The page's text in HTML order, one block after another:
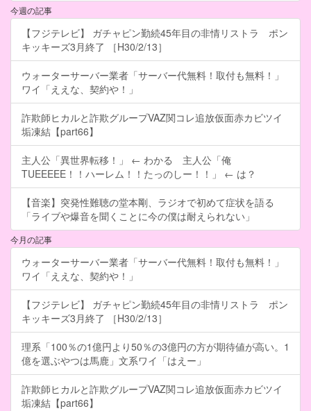
今週の記事
【フジテレビ】 ガチャピン勤続45年目の非情リストラ ポン
キッキーズ3月終了 ［H30/2/13］
ウォーターサーバー業者「サーバー代無料！取付も無料！」
ワイ「ええな、契約や！」
詐欺師ヒカルと詐欺グループVAZ関コレ追放仮面赤カビツイ
垢凍結【part66】
主人公「異世界転移！」 ← わかる 主人公「俺
TUEEEEE！！ハーレム！！たっのしー！！」 ← は？
【音楽】突発性難聴の堂本剛、ラジオで初めて症状を語る
「ライブや爆音を聞くことに今の僕は耐えられない」
今月の記事
ウォーターサーバー業者「サーバー代無料！取付も無料！」
ワイ「ええな、契約や！」
【フジテレビ】 ガチャピン勤続45年目の非情リストラ ポン
キッキーズ3月終了 ［H30/2/13］
理系「100％の1億円より50％の3億円の方が期待値が高い。1
億を選ぶやつは馬鹿」文系ワイ「はえー」
詐欺師ヒカルと詐欺グループVAZ関コレ追放仮面赤カビツイ
垢凍結【part66】